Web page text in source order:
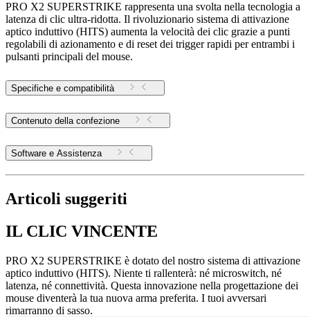
PRO X2 SUPERSTRIKE rappresenta una svolta nella tecnologia a
latenza di clic ultra-ridotta. Il rivoluzionario sistema di attivazione
aptico induttivo (HITS) aumenta la velocità dei clic grazie a punti
regolabili di azionamento e di reset dei trigger rapidi per entrambi i
pulsanti principali del mouse.
Specifiche e compatibilità
Contenuto della confezione
Software e Assistenza
Articoli suggeriti
IL CLIC VINCENTE
PRO X2 SUPERSTRIKE è dotato del nostro sistema di attivazione
aptico induttivo (HITS). Niente ti rallenterà: né microswitch, né
latenza, né connettività. Questa innovazione nella progettazione dei
mouse diventerà la tua nuova arma preferita. I tuoi avversari
rimarranno di sasso.